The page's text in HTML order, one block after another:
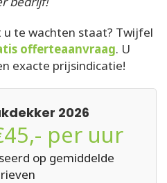
te wachten staat? Twijfel
offerteaanvraag. U
exacte prijsindicatie!
2026
per uur
op gemiddelde